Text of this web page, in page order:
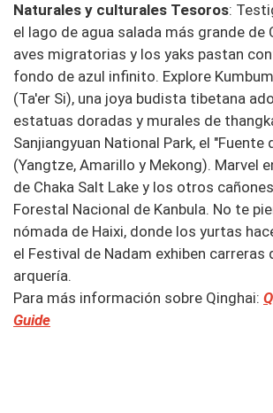
Naturales y culturales Tesoros:
el lago de agua salada más grande de
aves migratorias y los yaks pastan
fondo de azul infinito. Explore
(Ta'er Si), una joya budista tibetana
estatuas doradas y murales de
Sanjiangyuan National Park, el "Fuente
(Yangtze, Amarillo y Mekong). Marvel
de Chaka Salt Lake y los otros
Forestal Nacional de Kanbula. No te
nómada de Haixi, donde los yurtas
el Festival de Nadam exhiben carreras
arquería.
Para más información sobre Qinghai:
Guide